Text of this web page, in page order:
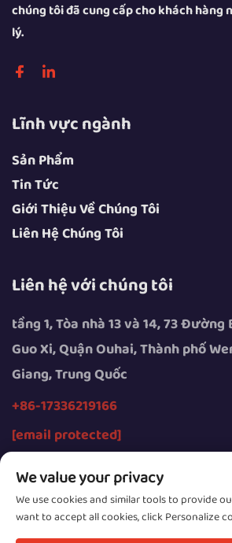
chúng tôi đã cung cấp cho khách hàng
lý.
Lĩnh vực ngành
Sản Phẩm
Tin Tức
Giới Thiệu Về Chúng Tôi
Liên Hệ Chúng Tôi
Liên hệ với chúng tôi
tầng 1, Tòa nhà 13 và 14, 73
Guo Xi, Quận Ouhai, Thành phố
Giang, Trung Quốc
+86-17336219166
[email protected]
Bản quyền © 2026 thuộc về Công
We value your privacy
We use cookies and similar tools to provide
want to accept all cookies, click Personalize